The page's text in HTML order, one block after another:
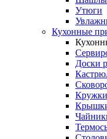
Утюги
Кухонные
Доски